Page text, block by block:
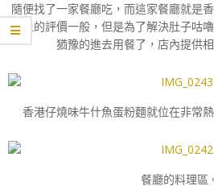
隨便找了一家餐廳吃，而這家餐廳就是
路上的評價一般，但是為了解決肚子咕
猶豫的進去用餐了，店內提供
香港仔燒味牛什魚蛋粉麵就位在非常
餐廳的料理區